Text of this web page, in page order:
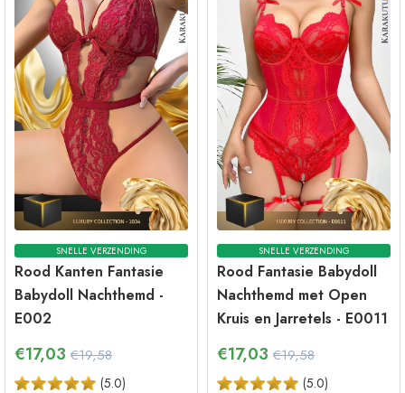
SNELLE VERZENDING
Rood Kanten Fantasie
Babydoll Nachthemd -
E002
€17,03 €19,58
(5.0)
SNELLE VERZENDING
Rood Fantasie Babydoll
Nachthemd met Open
Kruis en Jarretels - E0011
€17,03 €19,58
(5.0)